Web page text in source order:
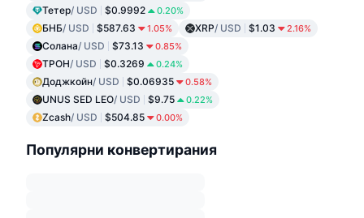
Тетер/ USD $0.9992 0.20%
БНБ/ USD $587.63 1.05% XRP/ USD $1.03 2.16%
Солана/ USD $73.13 0.85%
ТРОН/ USD $0.3269 0.24%
Доджкойн/ USD $0.06935 0.58%
UNUS SED LEO/ USD $9.75 0.22%
Zcash/ USD $504.85 0.00%
Популярни конвертирания